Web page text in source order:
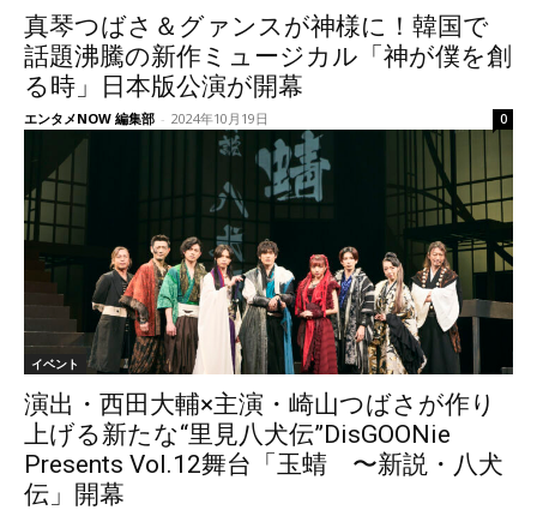
真琴つばさ＆グァンスが神様に！韓国で
話題沸騰の新作ミュージカル「神が僕を創
る時」日本版公演が開幕
エンタメNOW 編集部 - 2024年10月19日 0
イベント
演出・西田大輔×主演・崎山つばさが作り
上げる新たな“里見八犬伝”DisGOONie
Presents Vol.12舞台「玉蜻 〜新説・八犬
伝」開幕